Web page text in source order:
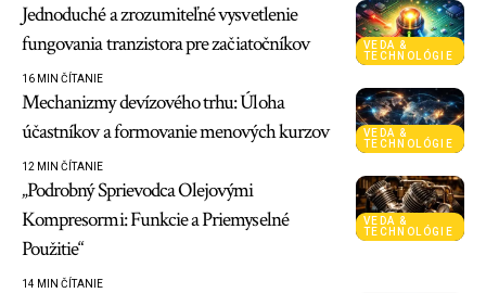
VEDA &
TECHNOLÓGIE
Jednoduché a zrozumiteľné vysvetlenie
fungovania tranzistora pre začiatočníkov
16 MIN ČÍTANIE
VEDA &
TECHNOLÓGIE
Mechanizmy devízového trhu: Úloha
účastníkov a formovanie menových kurzov
12 MIN ČÍTANIE
VEDA &
TECHNOLÓGIE
„Podrobný Sprievodca Olejovými
Kompresormi: Funkcie a Priemyselné
Použitie“
14 MIN ČÍTANIE